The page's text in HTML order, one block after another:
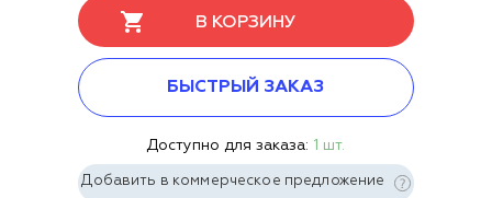
В КОРЗИНУ
БЫСТРЫЙ ЗАКАЗ
Доступно для заказа: 1 шт.
Добавить в коммерческое предложение